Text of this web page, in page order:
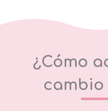
¿Cómo
cambio